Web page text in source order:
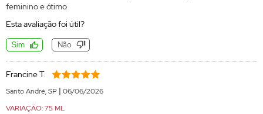
feminino e ótimo
Esta avaliação foi útil?
Sim Não
Francine T.
Santo André, SP | 06/06/2026
VARIAÇÃO: 75 ML